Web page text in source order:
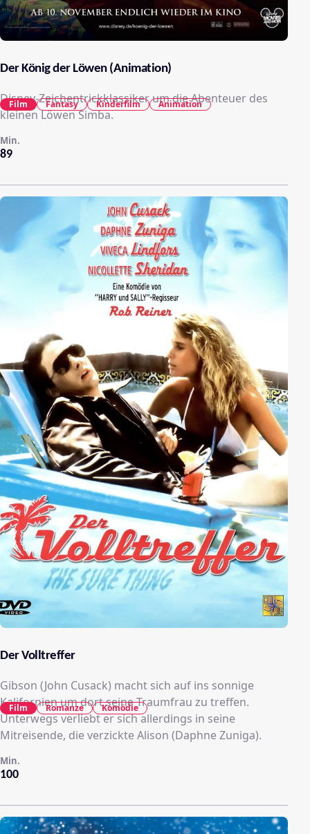
Der König der Löwen (Animation)
Disney-Zeichentrickklassiker um die Abenteuer des
kleinen Löwen Simba.
89
Min.
Film Fantasy Kinderfilm Animation
Der Volltreffer
Gibson (John Cusack) macht sich auf ins sonnige
Kalifornien um dort seine Traumfrau zu treffen.
Unterwegs verliebt er sich allerdings in seine
Mitreisende, die verzickte Alison (Daphne Zuniga).
100
Min.
Film Romanze Komödie